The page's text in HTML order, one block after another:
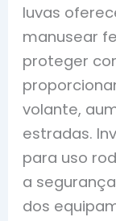
luvas
manusear
proteger
volante,
estradas.
para uso
a
dos